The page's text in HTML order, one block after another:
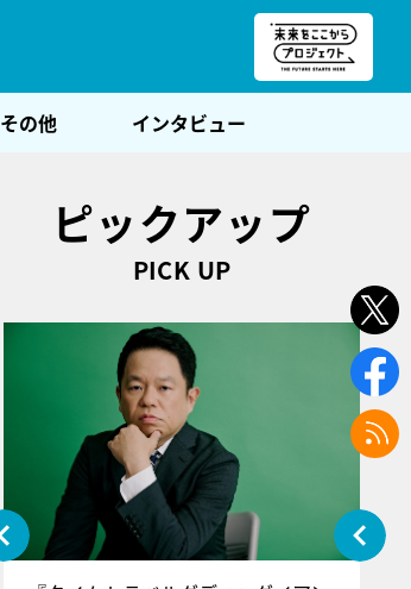
その他 インタビュー
ピックアップ
PICK UP